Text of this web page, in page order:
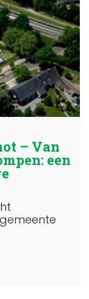
– Van
een